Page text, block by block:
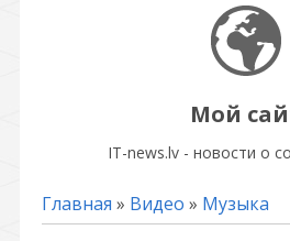
Мой
IT-news.lv - новости о
Главная » Видео » Музыка